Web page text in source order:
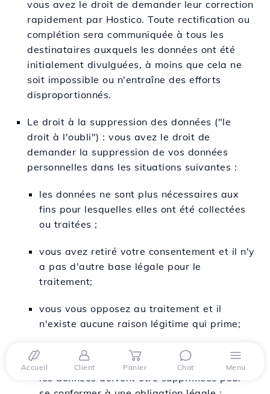
vous avez le droit de demander leur correction
rapidement par Hostico. Toute rectification ou
complétion sera communiquée à tous les
destinataires auxquels les données ont été
initialement divulguées, à moins que cela ne
soit impossible ou n'entraîne des efforts
disproportionnés.
Le droit à la suppression des données ("le
droit à l'oubli") : vous avez le droit de
demander la suppression de vos données
personnelles dans les situations suivantes :
les données ne sont plus nécessaires aux
fins pour lesquelles elles ont été collectées
ou traitées ;
vous avez retiré votre consentement et il n'y
a pas d'autre base légale pour le
traitement;
vous vous opposez au traitement et il
n'existe aucune raison légitime qui prime;
les données ont été traitées illégalement ;
les données doivent être supprimées pour
Accueil Client Panier Chat Menu